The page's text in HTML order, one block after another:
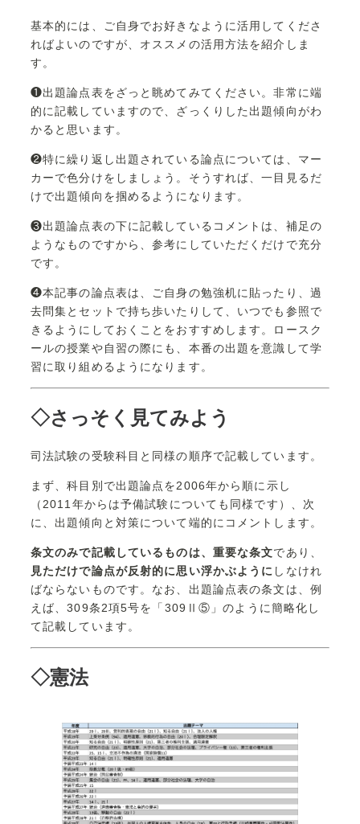
基本的には、ご自身でお好きなように活用してくださ
ればよいのですが、オススメの活用方法を紹介しま
す。
❶出題論点表をざっと眺めてみてください。非常に端
的に記載していますので、ざっくりした出題傾向がわ
かると思います。
❷特に繰り返し出題されている論点については、マー
カーで色分けをしましょう。そうすれば、一目見るだ
けで出題傾向を掴めるようになります。
❸出題論点表の下に記載しているコメントは、補足の
ようなものですから、参考にしていただくだけで充分
です。
❹本記事の論点表は、ご自身の勉強机に貼ったり、過
去問集とセットで持ち歩いたりして、いつでも参照で
きるようにしておくことをおすすめします。ロースク
ールの授業や自習の際にも、本番の出題を意識して学
習に取り組めるようになります。
◇さっそく見てみよう
司法試験の受験科目と同様の順序で記載しています。
まず、科目別で出題論点を2006年から順に示し
（2011年からは予備試験についても同様です）、次
に、出題傾向と対策について端的にコメントします。
条文のみで記載しているものは、重要な条文であり、
見ただけで論点が反射的に思い浮かぶように しなけれ
ばならないものです。なお、出題論点表の条文は、例
えば、309条2項5号を「309Ⅱ⑤」のように簡略化し
て記載しています。
◇憲法